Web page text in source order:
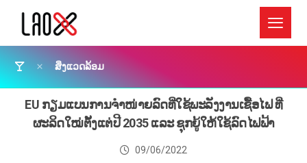
ສິ່ງແວດລ້ອມ
EU ກຽມແບນການຈໍາໜ່າຍລົດທີ່ໃຊ້ພະລັງງານເຊື້ອໄຟ ທີ່
ຜະລິດໃໝ່ຕັ້ງແຕ່ປີ 2035 ແລະ ຊຸກຍູ້ໃຫ້ໃຊ້ລົດໄຟຟ້າ
09/06/2022